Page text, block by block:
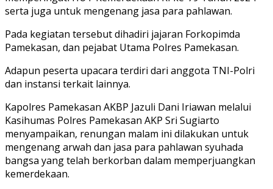
serta juga untuk mengenang jasa para pahlawan.
Pada kegiatan tersebut dihadiri jajaran Forkopimda
Pamekasan, dan pejabat Utama Polres Pamekasan.
Adapun peserta upacara terdiri dari anggota TNI-Polri
dan instansi terkait lainnya.
Kapolres Pamekasan AKBP Jazuli Dani Iriawan melalui
Kasihumas Polres Pamekasan AKP Sri Sugiarto
menyampaikan, renungan malam ini dilakukan untuk
mengenang arwah dan jasa para pahlawan syuhada
bangsa yang telah berkorban dalam memperjuangkan
kemerdekaan.